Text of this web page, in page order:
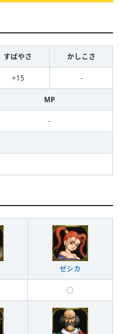
すばやさ かしこさ
+15 -
MP
-
ゼシカ
◯